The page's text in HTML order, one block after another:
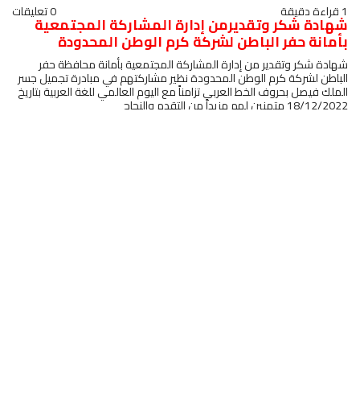
1 قراءة دقيقة 0 تعليقات
شهادة شكر وتقديرمن إدارة المشاركة المجتمعية
بأمانة حفر الباطن لشركة كرم الوطن المحدودة
شهادة شكر وتقدير من إدارة المشاركة المجتمعية بأمانة محافظة حفر
الباطن لشركة كرم الوطن المحدودة نظير مشاركتهم في مبادرة تجميل جسر
الملك فيصل بحروف الخط العربي تزامناً مع اليوم العالمي للغة العربية بتاريخ
18/12/2022 متمنين لهم مزيداً من التقدم والنجاح